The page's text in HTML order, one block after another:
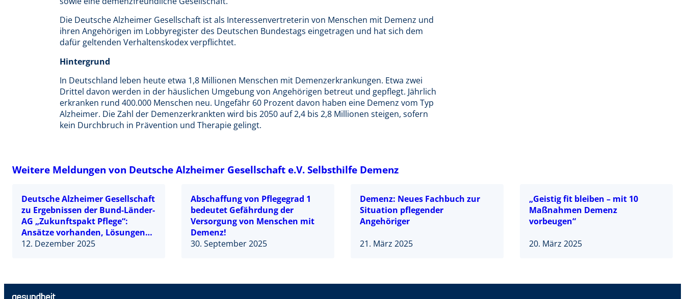
Die Deutsche Alzheimer Gesellschaft ist als Interessenvertreterin von Menschen mit Demenz und
ihren Angehörigen im Lobbyregister des Deutschen Bundestags eingetragen und hat sich dem
dafür geltenden Verhaltenskodex verpflichtet.
Hintergrund
In Deutschland leben heute etwa 1,8 Millionen Menschen mit Demenzerkrankungen. Etwa zwei
Drittel davon werden in der häuslichen Umgebung von Angehörigen betreut und gepflegt. Jährlich
erkranken rund 400.000 Menschen neu. Ungefähr 60 Prozent davon haben eine Demenz vom Typ
Alzheimer. Die Zahl der Demenzerkrankten wird bis 2050 auf 2,4 bis 2,8 Millionen steigen, sofern
kein Durchbruch in Prävention und Therapie gelingt.
Weitere Meldungen von Deutsche Alzheimer Gesellschaft e.V. Selbsthilfe Demenz
Deutsche Alzheimer Gesellschaft
zu Ergebnissen der Bund-Länder-
AG „Zukunftspakt Pflege“:
Ansätze vorhanden, Lösungen
fehlen
12. Dezember 2025
Abschaffung von Pflegegrad 1
bedeutet Gefährdung der
Versorgung von Menschen mit
Demenz!
30. September 2025
Demenz: Neues Fachbuch zur
Situation pflegender
Angehöriger
21. März 2025
„Geistig fit bleiben – mit 10
Maßnahmen Demenz
vorbeugen“
20. März 2025